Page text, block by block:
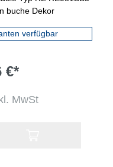
buche Dekor
verfügbar
€*
MwSt